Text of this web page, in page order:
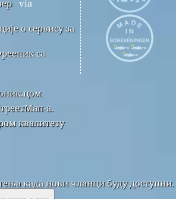
via
о сервису за
са
а.
квалитету
када нови чланци буду доступни.